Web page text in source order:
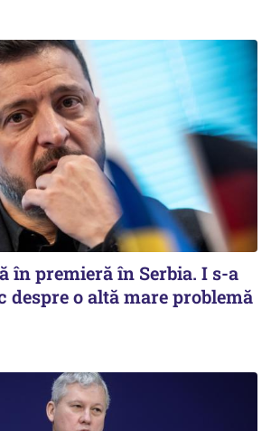
în premieră în Serbia. I s-a
despre o altă mare problemă